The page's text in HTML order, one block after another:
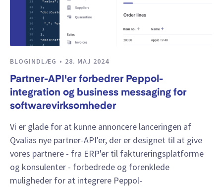
BLOGINDLÆG 28. MAJ 2024
Partner-API'er forbedrer Peppol-
integration og business messaging for
softwarevirksomheder
Vi er glade for at kunne annoncere lanceringen af
Qvalias nye partner-API'er, der er designet til at give
vores partnere - fra ERP'er til faktureringsplatforme
og konsulenter - forbedrede og forenklede
muligheder for at integrere Peppol-